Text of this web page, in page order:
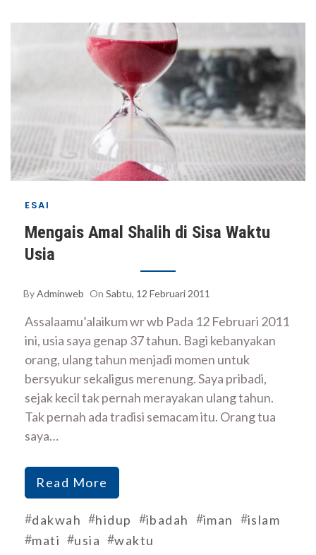
ESAI
Mengais Amal Shalih di Sisa Waktu
Usia
ByAdminweb On Sabtu, 12 Februari 2011
Assalaamu’alaikum wr wb Pada 12 Februari 2011
ini, usia saya genap 37 tahun. Bagi kebanyakan
orang, ulang tahun menjadi momen untuk
bersyukur sekaligus merenung. Saya pribadi,
sejak kecil tak pernah merayakan ulang tahun.
Tak pernah ada tradisi semacam itu. Orang tua
saya…
Read More
#dakwah #hidup #ibadah #iman #islam
#mati #usia #waktu